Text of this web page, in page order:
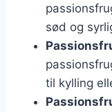
sød og
til kylling